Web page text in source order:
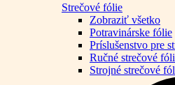
Strečové fólie
Zobraziť všetko
Potravinárske fólie
Príslušenstvo pre
Ručné strečové
Strojné strečové